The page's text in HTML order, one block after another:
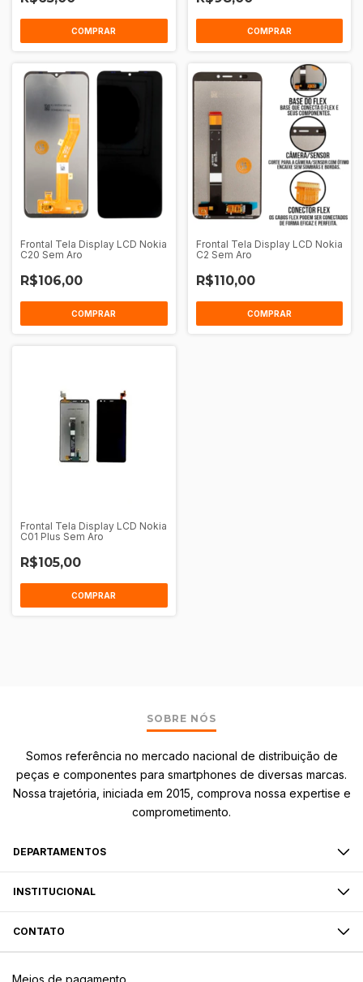
COMPRAR COMPRAR
Frontal Tela Display LCD Nokia
C20 Sem Aro
R$106,00
COMPRAR
Frontal Tela Display LCD Nokia
C2 Sem Aro
R$110,00
COMPRAR
Frontal Tela Display LCD Nokia
C01 Plus Sem Aro
R$105,00
COMPRAR
SOBRE NÓS
Somos referência no mercado nacional de distribuição de
peças e componentes para smartphones de diversas marcas.
Nossa trajetória, iniciada em 2015, comprova nossa expertise e
comprometimento.
DEPARTAMENTOS
INSTITUCIONAL
CONTATO
Meios de pagamento